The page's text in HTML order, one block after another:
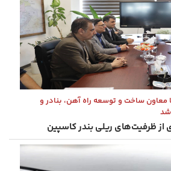
ساخت و توسعه راه ‌آهن، بنادر و
شد
از ظرفیت‌های ریلی بندر كاسپین